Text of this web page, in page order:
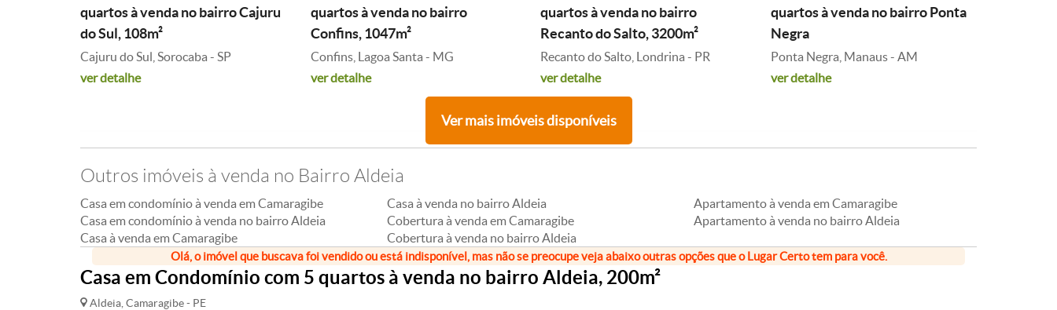
quartos à venda no bairro Cajuru
do Sul, 108m²
Cajuru do Sul, Sorocaba - SP
ver detalhe
quartos à venda no bairro
Confins, 1047m²
Confins, Lagoa Santa - MG
ver detalhe
quartos à venda no bairro
Recanto do Salto, 3200m²
Recanto do Salto, Londrina - PR
ver detalhe
quartos à venda no bairro Ponta
Negra
Ponta Negra, Manaus - AM
ver detalhe
Ver mais imóveis disponíveis
Outros imóveis à venda no Bairro Aldeia
Casa em condomínio à venda em Camaragibe
Casa em condomínio à venda no bairro Aldeia
Casa à venda em Camaragibe
Casa à venda no bairro Aldeia
Cobertura à venda em Camaragibe
Cobertura à venda no bairro Aldeia
Apartamento à venda em Camaragibe
Apartamento à venda no bairro Aldeia
Olá, o imóvel que buscava foi vendido ou está indisponível, mas não se preocupe veja abaixo outras opções que o Lugar Certo tem para você.
Casa em Condomínio com 5 quartos à venda no bairro Aldeia, 200m²
Aldeia, Camaragibe - PE